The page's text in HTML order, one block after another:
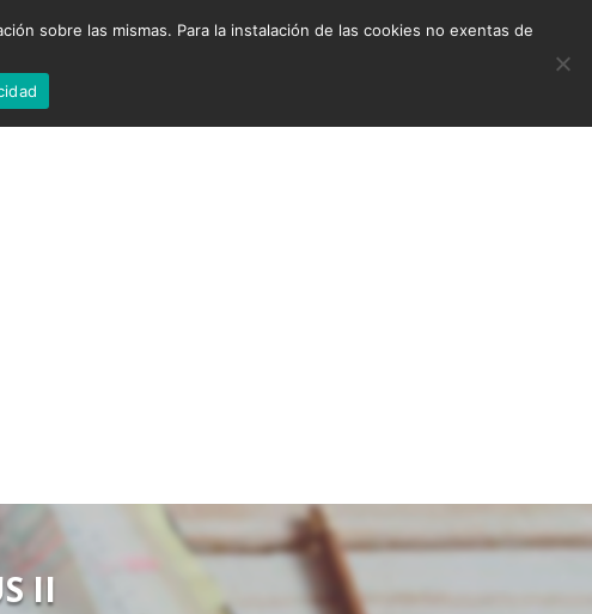
II
sobre las mismas. Para la instalación de las cookies no exentas de